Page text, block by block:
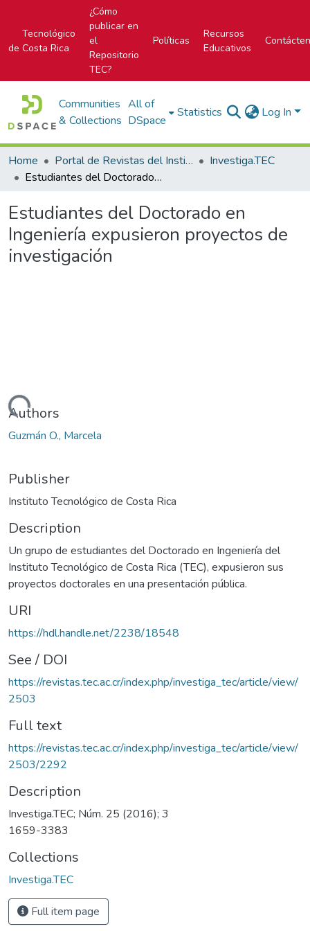
Tecnológico
de Costa Rica
¿Cómo
publicar en
el
Repositorio
TEC?
Políticas
Recursos
Educativos
Communities
& Collections
All of
DSpace
Statistics Log In
Home Portal de Revistas del Instituto Tecnológico de Costa Rica
Investiga.TEC
Estudiantes del Doctorado en Ingeniería expusieron proyectos de investigación
Estudiantes del Doctorado en
Ingeniería expusieron proyectos de
investigación
Loading...
Authors
Guzmán O., Marcela
Publisher
Instituto Tecnológico de Costa Rica
Description
Un grupo de estudiantes del Doctorado en Ingeniería del
Instituto Tecnológico de Costa Rica (TEC), expusieron sus
proyectos doctorales en una presentación pública.
URI
https://hdl.handle.net/2238/18548
See / DOI
https://revistas.tec.ac.cr/index.php/investiga_tec/article/view/
2503
Full text
https://revistas.tec.ac.cr/index.php/investiga_tec/article/view/
2503/2292
Description
Investiga.TEC; Núm. 25 (2016); 3
1659-3383
Collections
Investiga.TEC
Full item page